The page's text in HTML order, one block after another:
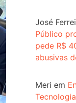
José
Público
pede R$
abusivas
Meri em